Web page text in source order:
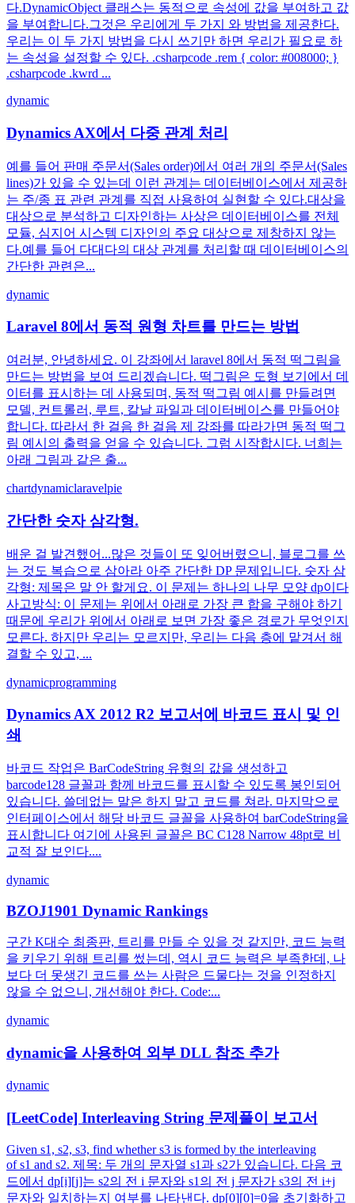
다.DynamicObject 클래스는 동적으로 속성에 값을 부여하고 값
을 부여합니다.그것은 우리에게 두 가지 와 방법을 제공한다.
우리는 이 두 가지 방법을 다시 쓰기만 하면 우리가 필요로 하
는 속성을 설정할 수 있다. .csharpcode .rem { color: #008000; }
.csharpcode .kwrd ...
dynamic
Dynamics AX에서 다중 관계 처리
예를 들어 판매 주문서(Sales order)에서 여러 개의 주문서(Sales
lines)가 있을 수 있는데 이런 관계는 데이터베이스에서 제공하
는 주/종 표 관련 관계를 직접 사용하여 실현할 수 있다.대상을
대상으로 분석하고 디자인하는 사상은 데이터베이스를 전체
모듈, 심지어 시스템 디자인의 주요 대상으로 제창하지 않는
다.예를 들어 다대다의 대상 관계를 처리할 때 데이터베이스의
간단한 관련은...
dynamic
Laravel 8에서 동적 원형 차트를 만드는 방법
여러분, 안녕하세요. 이 강좌에서 laravel 8에서 동적 떡그림을
만드는 방법을 보여 드리겠습니다. 떡그림은 도형 보기에서 데
이터를 표시하는 데 사용되며, 동적 떡그림 예시를 만들려면
모델, 컨트롤러, 루트, 칼날 파일과 데이터베이스를 만들어야
합니다. 따라서 한 걸음 한 걸음 제 강좌를 따라가면 동적 떡그
림 예시의 출력을 얻을 수 있습니다. 그럼 시작합시다. 너희는
아래 그림과 같은 출...
chartdynamiclaravelpie
간단한 숫자 삼각형.
배운 걸 발견했어...많은 것들이 또 잊어버렸으니, 블로그를 쓰
는 것도 복습으로 삼아라 아주 간단한 DP 문제입니다. 숫자 삼
각형: 제목은 말 안 할게요. 이 문제는 하나의 나무 모양 dp이다
사고방식: 이 문제는 위에서 아래로 가장 큰 합을 구해야 하기
때문에 우리가 위에서 아래로 보면 가장 좋은 경로가 무엇인지
모른다. 하지만 우리는 모르지만, 우리는 다음 층에 맡겨서 해
결할 수 있고, ...
dynamicprogramming
Dynamics AX 2012 R2 보고서에 바코드 표시 및 인
쇄
바코드 작업은 BarCodeString 유형의 값을 생성하고
barcode128 글꼴과 함께 바코드를 표시할 수 있도록 봉인되어
있습니다. 쓸데없는 말은 하지 말고 코드를 쳐라. 마지막으로
인터페이스에서 해당 바코드 글꼴을 사용하여 barCodeString을
표시합니다 여기에 사용된 글꼴은 BC C128 Narrow 48pt로 비
교적 잘 보인다....
dynamic
BZOJ1901 Dynamic Rankings
구간 K대수 최종판, 트리를 만들 수 있을 것 같지만, 코드 능력
을 키우기 위해 트리를 썼는데, 역시 코드 능력은 부족한데, 나
보다 더 못생긴 코드를 쓰는 사람은 드물다는 것을 인정하지
않을 수 없으니, 개선해야 한다. Code:...
dynamic
dynamic을 사용하여 외부 DLL 참조 추가
dynamic
[LeetCode] Interleaving String 문제풀이 보고서
Given s1, s2, s3, find whether s3 is formed by the interleaving
of s1 and s2. 제목: 두 개의 문자열 s1과 s2가 있습니다. 다음 코
드에서 dp[i][j]는 s2의 전 i 문자와 s1의 전 j 문자가 s3의 전 i+j
문자와 일치하는지 여부를 나타낸다. dp[0][0]=0을 초기화하고